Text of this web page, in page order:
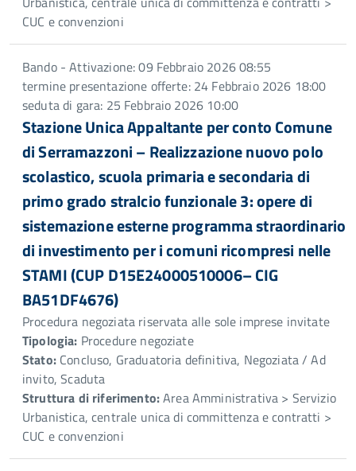
CUC e convenzioni
Bando - Attivazione: 09 Febbraio 2026 08:55
termine presentazione offerte: 24 Febbraio 2026 18:00
seduta di gara: 25 Febbraio 2026 10:00
Stazione Unica Appaltante per conto Comune
di Serramazzoni – Realizzazione nuovo polo
scolastico, scuola primaria e secondaria di
primo grado stralcio funzionale 3: opere di
sistemazione esterne programma straordinario
di investimento per i comuni ricompresi nelle
STAMI (CUP D15E24000510006– CIG
BA51DF4676)
Procedura negoziata riservata alle sole imprese invitate
Tipologia: Procedure negoziate
Stato:Concluso, Graduatoria definitiva, Negoziata / Ad
invito, Scaduta
Struttura di riferimento:Area Amministrativa > Servizio
Urbanistica, centrale unica di committenza e contratti >
CUC e convenzioni